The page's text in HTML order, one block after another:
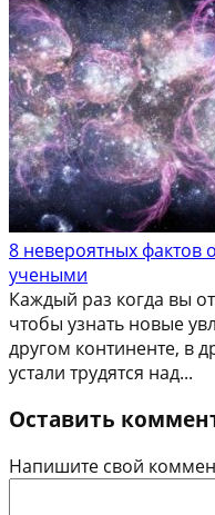
8 невероятных фактов
учеными
Каждый раз когда вы
чтобы узнать новые
другом континенте, в
устали трудятся над...
Оставить
Напишите свой